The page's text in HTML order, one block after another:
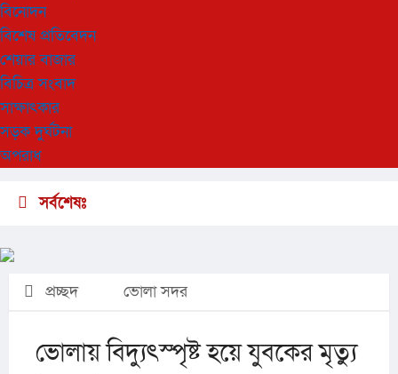
বিনোদন
বিশেষ প্রতিবেদন
শেয়ার বাজার
বিচিত্র সংবাদ
সাক্ষাৎকার
সড়ক দুর্ঘটনা
অপরাধ
সর্বশেষঃ
প্রচ্ছদ ভোলা সদর
ভোলায় বিদ্যুৎস্পৃষ্ট হয়ে যুবকের মৃত্যু